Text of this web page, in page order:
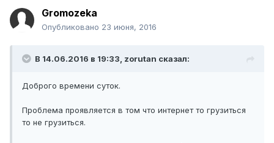
Gromozeka
Опубликовано 23 июня, 2016
В 14.06.2016 в 19:33, zorutan сказал:
Доброго времени суток.
Проблема проявляется в том что интернет то грузиться
то не грузиться.